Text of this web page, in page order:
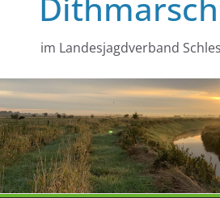
im Landesjagdverband